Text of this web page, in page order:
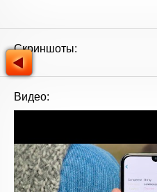
Скриншоты:
Видео: